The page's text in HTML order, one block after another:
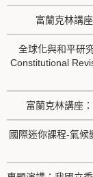
富蘭克林講
全球化與和平研
Constitutional
富蘭克林講座
國際迷你課程-氣